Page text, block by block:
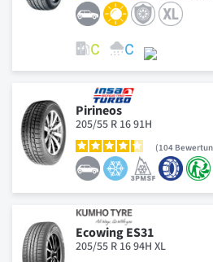
Pirineos
205/55 R 16 91H
104
Ecowing ES31
205/55 R 16 94H XL